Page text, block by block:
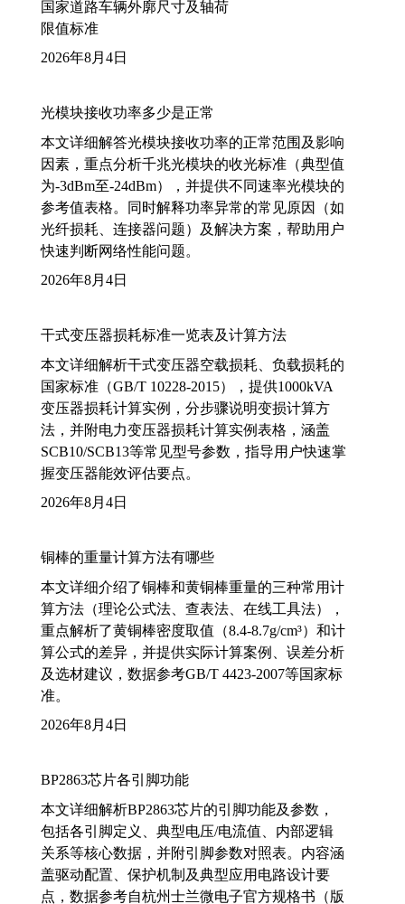
国家道路车辆外廓尺寸及轴荷
限值标准
2026年8月4日
光模块接收功率多少是正常
本文详细解答光模块接收功率的正常范围及影响
因素，重点分析千兆光模块的收光标准（典型值
为-3dBm至-24dBm），并提供不同速率光模块的
参考值表格。同时解释功率异常的常见原因（如
光纤损耗、连接器问题）及解决方案，帮助用户
快速判断网络性能问题。
2026年8月4日
干式变压器损耗标准一览表及计算方法
本文详细解析干式变压器空载损耗、负载损耗的
国家标准（GB/T 10228-2015），提供1000kVA
变压器损耗计算实例，分步骤说明变损计算方
法，并附电力变压器损耗计算实例表格，涵盖
SCB10/SCB13等常见型号参数，指导用户快速掌
握变压器能效评估要点。
2026年8月4日
铜棒的重量计算方法有哪些
本文详细介绍了铜棒和黄铜棒重量的三种常用计
算方法（理论公式法、查表法、在线工具法），
重点解析了黄铜棒密度取值（8.4-8.7g/cm³）和计
算公式的差异，并提供实际计算案例、误差分析
及选材建议，数据参考GB/T 4423-2007等国家标
准。
2026年8月4日
BP2863芯片各引脚功能
本文详细解析BP2863芯片的引脚功能及参数，
包括各引脚定义、典型电压/电流值、内部逻辑
关系等核心数据，并附引脚参数对照表。内容涵
盖驱动配置、保护机制及典型应用电路设计要
点，数据参考自杭州士兰微电子官方规格书（版